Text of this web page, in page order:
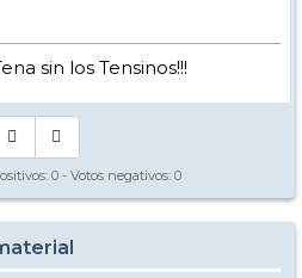
sin los Tensinos!!!
0 - Votos negativos: 0